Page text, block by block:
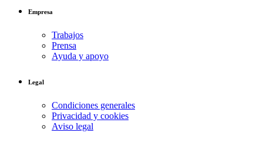
Empresa
Trabajos
Prensa
Ayuda y apoyo
Legal
Condiciones generales
Privacidad y cookies
Aviso legal